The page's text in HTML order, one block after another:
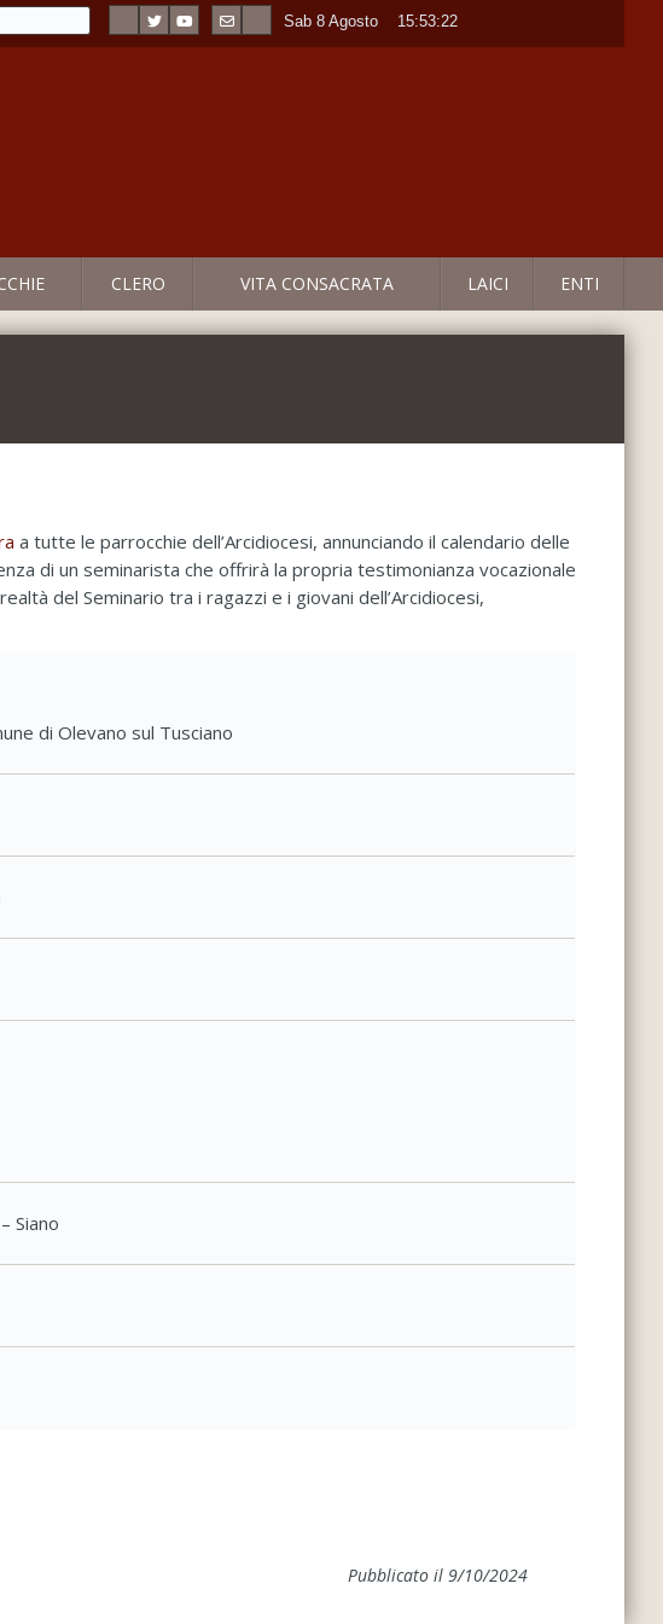
Sab 8 Agosto 15:53:22
CLERO VITA CONSACRATA LAICI ENTI
a tutte le parrocchie dell’Arcidiocesi, annunciando il calendario delle
di un seminarista che offrirà la propria testimonianza vocazionale
del Seminario tra i ragazzi e i giovani dell’Arcidiocesi,
di Olevano sul Tusciano
Siano
Pubblicato il 9/10/2024